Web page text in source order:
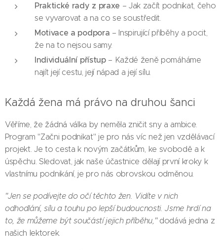
Praktické rady z praxe – Jak začít podnikat, čeho
se vyvarovat a na co se soustředit.
Motivace a podpora – Inspirující příběhy a pocit,
že na to nejsou samy.
Individuální přístup– Každé ženě pomáháme
najít její cestu, její nápad a její sílu.
Každá žena má právo na druhou šanci
Věříme, že žádná válka by neměla zničit sny a ambice.
Program "Začni podnikat" je pro nás víc než jen vzdělávací
projekt. Je to cesta k novým začátkům, ke svobodě a k
úspěchu. Sledovat, jak naše účastnice dělají první kroky k
vlastnímu podnikání, je pro nás obrovskou odměnou.
"Jen se podívejte do očí těchto žen. Vidíte v nich
odhodlání, sílu a touhu po lepší budoucnosti. Jsme hrdí na
to, že můžeme být součástí jejich příběhu,"dodává jedna z
našich lektorek.